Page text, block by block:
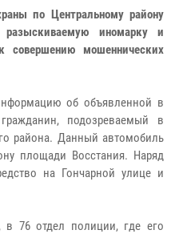
по Центральному району
разыскиваемую иномарку и
совершению мошеннических
об объявленной в
подозреваемый в
района. Данный автомобиль
площади Восстания. Наряд
на Гончарной улице и
в 76 отдел полиции, где его